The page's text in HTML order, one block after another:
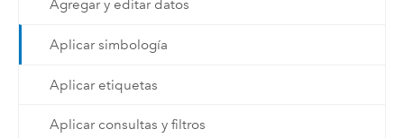
Agregar y editar datos
Aplicar simbología
Aplicar etiquetas
Aplicar consultas y filtros